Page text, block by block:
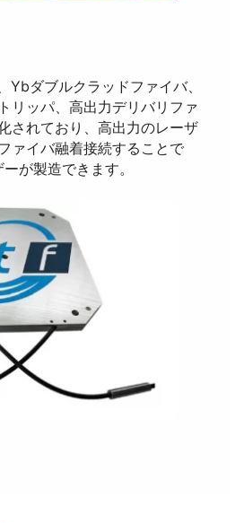
Ybダブルクラッドファイバ、
リッパ、高出力デリバリファ
されており、高出力のレーザ
ァイバ融着接続することで
が製造できます。